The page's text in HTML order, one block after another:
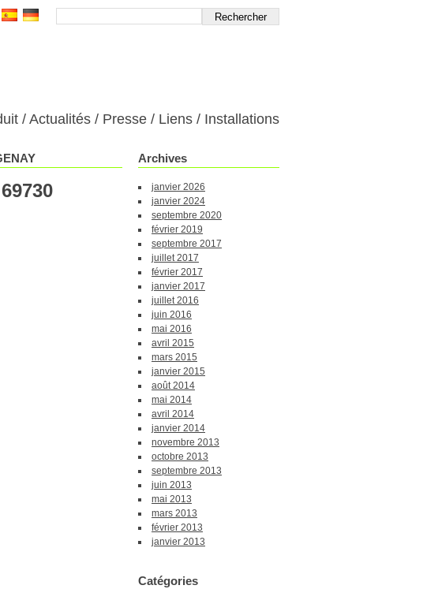
Actualités Presse Liens Installations
Archives
janvier 2026
janvier 2024
septembre 2020
février 2019
septembre 2017
juillet 2017
février 2017
janvier 2017
juillet 2016
juin 2016
mai 2016
avril 2015
mars 2015
janvier 2015
août 2014
mai 2014
avril 2014
janvier 2014
novembre 2013
octobre 2013
septembre 2013
juin 2013
mai 2013
mars 2013
février 2013
janvier 2013
Catégories